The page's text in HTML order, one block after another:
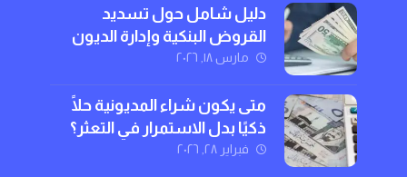
دليل شامل حول تسديد
القروض البنكية وإدارة الديون
بذكاءمارس ١٨, ٢٠٢٦
متى يكون شراء المديونية حلًا
ذكيًا بدل الاستمرار في التعثر؟
فبراير ٢٨, ٢٠٢٦